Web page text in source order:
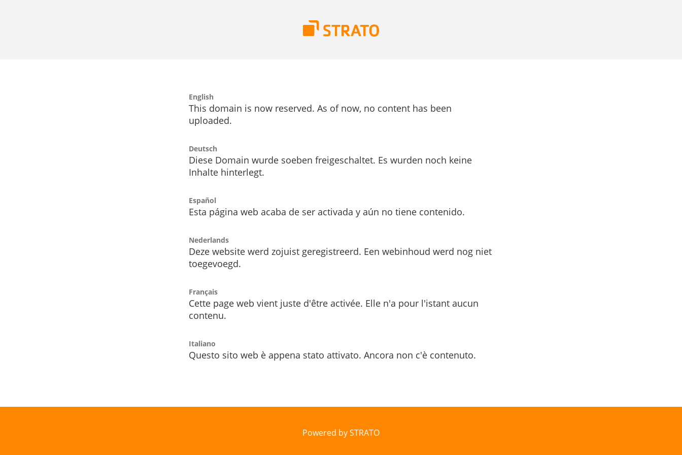
English
This domain is now reserved. As of now, no content has been
uploaded.
Deutsch
Diese Domain wurde soeben freigeschaltet. Es wurden noch keine
Inhalte hinterlegt.
Español
Esta página web acaba de ser activada y aún no tiene contenido.
Nederlands
Deze website werd zojuist geregistreerd. Een webinhoud werd nog niet
toegevoegd.
Français
Cette page web vient juste d'être activée. Elle n'a pour l'istant aucun
contenu.
Italiano
Questo sito web è appena stato attivato. Ancora non c'è contenuto.
Powered by STRATO